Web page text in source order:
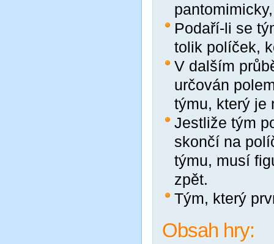
Podaří-li se
tolik políček,
V dalším
určován
týmu, který je
Jestliže tým
skončí na
týmu, musí
zpět.
Tým, který
Obsah hry: